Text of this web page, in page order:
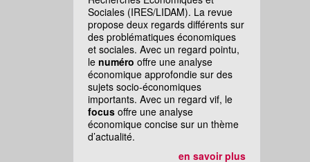
Sociales (IRES/LIDAM). La revue
propose deux regards différents sur
des problématiques économiques
et sociales. Avec un regard pointu,
le numéro offre une analyse
économique approfondie sur des
sujets socio-économiques
importants. Avec un regard vif, le
focus offre une analyse
économique concise sur un thème
d’actualité.
en savoir plus